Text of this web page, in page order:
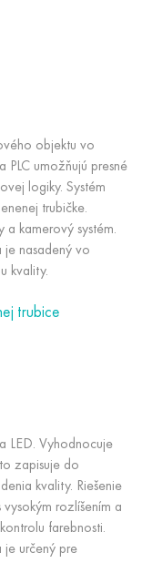
objektu vo
PLC umožňujú presné
logiky. Systém
trubičke.
a kamerový systém.
je nasadený vo
kvality.
trubice
LED. Vyhodnocuje
zapisuje do
kvality. Riešenie
rozlíšením a
farebnosti.
je určený pre